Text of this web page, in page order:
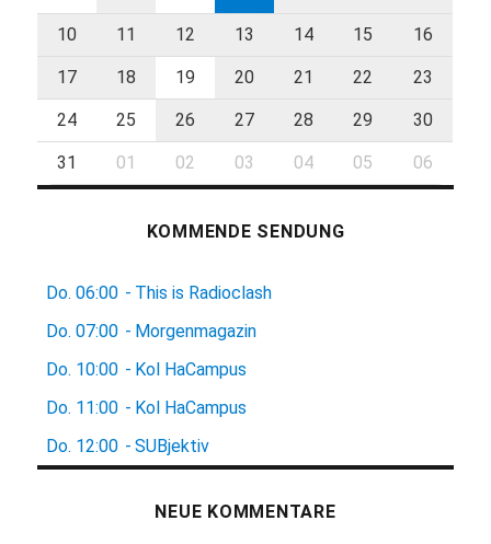
10 11 12 13 14 15 16
17 18 19 20 21 22 23
24 25 26 27 28 29 30
31 01 02 03 04 05 06
KOMMENDE SENDUNG
Do. 06:00 - This is Radioclash
Do. 07:00 - Morgenmagazin
Do. 10:00 - Kol HaCampus
Do. 11:00 - Kol HaCampus
Do. 12:00 - SUBjektiv
NEUE KOMMENTARE